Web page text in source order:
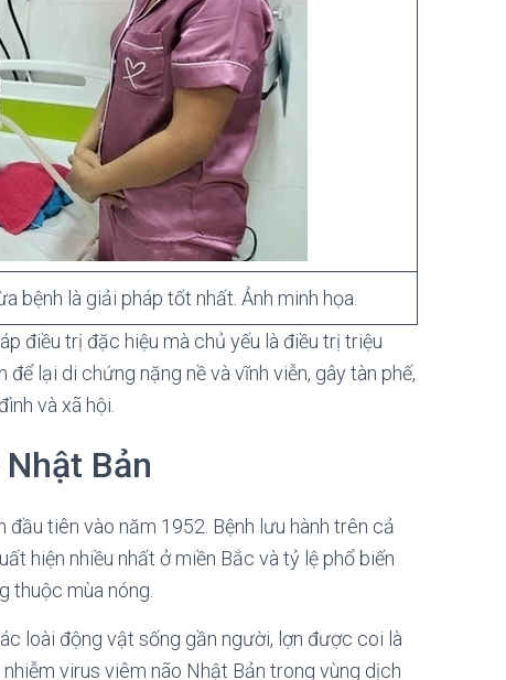
bệnh là giải pháp tốt nhất. Ảnh minh họa.
điều trị đặc hiệu mà chủ yếu là điều trị triệu
lại di chứng nặng nề và vĩnh viễn, gây tàn phế,
và xã hội.
Bản
tiên vào năm 1952. Bệnh lưu hành trên cả
hiện nhiều nhất ở miền Bắc và tỷ lệ phổ biến
thuộc mùa nóng.
loài động vật sống gần người, lợn được coi là
virus viêm não Nhật Bản trong vùng dịch